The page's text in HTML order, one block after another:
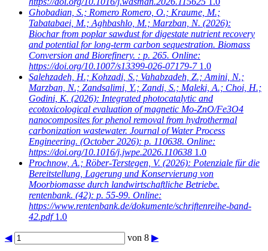
Ghobadian, S.; Romero Romero, O.; Kraume, M.;
Tabatabaei, M.; Aghbashlo, M.; Marzban, N. (2026):
Biochar from poplar sawdust for digestate nutrient recovery
and potential for long-term carbon sequestration. Biomass
Conversion and Biorefinery. : p. 265. Online:
https://doi.org/10.1007/s13399-026-07179-7 1.0
Salehzadeh, H.; Kohzadi, S.; Vahabzadeh, Z.; Amini, N.;
Marzban, N.; Zandsalimi, Y.; Zandi, S.; Maleki, A.; Choi, H.;
Godini, K. (2026): Integrated photocatalytic and
ecotoxicological evaluation of magnetic Mo-ZnO/Fe3O4
nanocomposites for phenol removal from hydrothermal
carbonization wastewater. Journal of Water Process
Engineering. (October 2026): p. 110638. Online:
https://doi.org/10.1016/j.jwpe.2026.110638 1.0
Prochnow, A.; Röber-Terstegen, V. (2026): Potenziale für die
Bereitstellung, Lagerung und Konservierung von
Moorbiomasse durch landwirtschaftliche Betriebe.
rentenbank. (42): p. 55-99. Online:
https://www.rentenbank.de/dokumente/schriftenreihe-band-
42.pdf 1.0
◀ von 8 ▶